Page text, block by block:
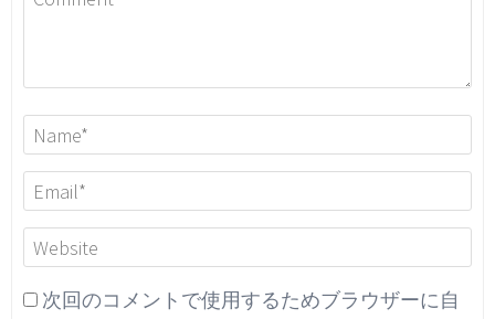
次回のコメントで使用するためブラウザーに自